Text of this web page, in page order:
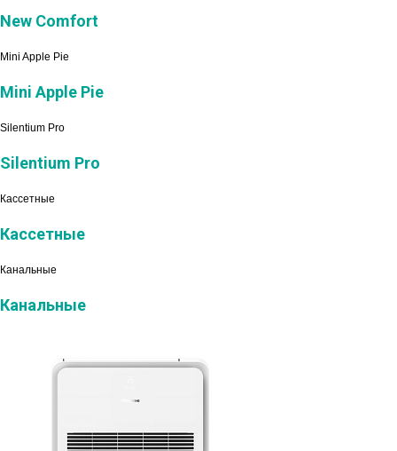
New Comfort
Mini Apple Pie
Mini Apple Pie
Silentium Pro
Silentium Pro
Кассетные
Кассетные
Канальные
Канальные